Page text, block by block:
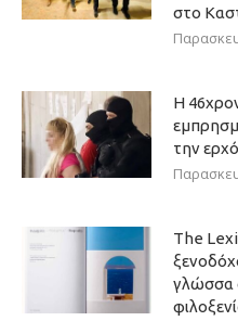
στο
Η
την
The
γλώσσα